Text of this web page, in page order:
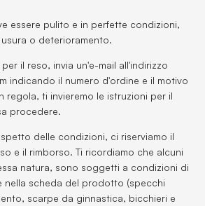
essere pulito e in perfette condizioni,
o deterioramento.
il reso, invia un'e-mail all'indirizzo
indicando il numero d'ordine e il motivo
regola, ti invieremo le istruzioni per il
procedere.
delle condizioni, ci riserviamo il
e il rimborso. Ti ricordiamo che alcuni
natura, sono soggetti a condizioni di
nella scheda del prodotto (specchi
scarpe da ginnastica, bicchieri e